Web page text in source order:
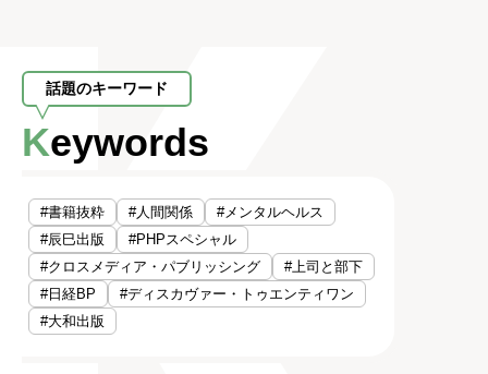
話題のキーワード
Keywords
#書籍抜粋 #人間関係
#メンタルヘルス
#辰巳出版
#PHPスペシャル
#クロスメディア・パブリッシング
#上司と部下
#日経BP
#ディスカヴァー・トゥエンティワン
#大和出版